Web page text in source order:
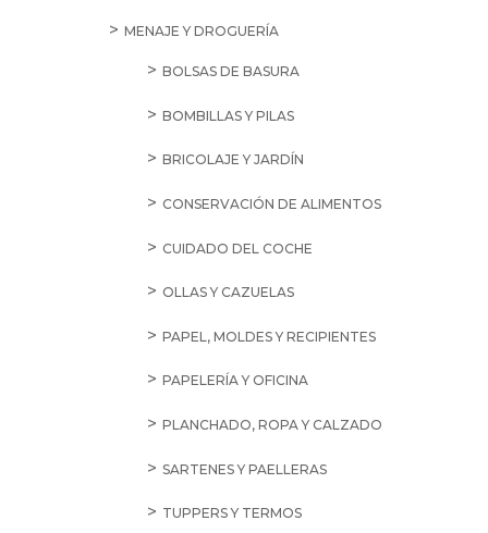
MENAJE Y DROGUERÍA
BOLSAS DE BASURA
BOMBILLAS Y PILAS
BRICOLAJE Y JARDÍN
CONSERVACIÓN DE ALIMENTOS
CUIDADO DEL COCHE
OLLAS Y CAZUELAS
PAPEL, MOLDES Y RECIPIENTES
PAPELERÍA Y OFICINA
PLANCHADO, ROPA Y CALZADO
SARTENES Y PAELLERAS
TUPPERS Y TERMOS